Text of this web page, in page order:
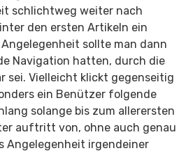
schlichtweg weiter nach
den ersten Artikeln ein
sollte man dann
Navigation hatten, durch die
sei. Vielleicht klickt gegenseitig
ein Benützer folgende
solange bis zum allerersten
auftritt von, ohne auch genau
Angelegenheit irgendeiner